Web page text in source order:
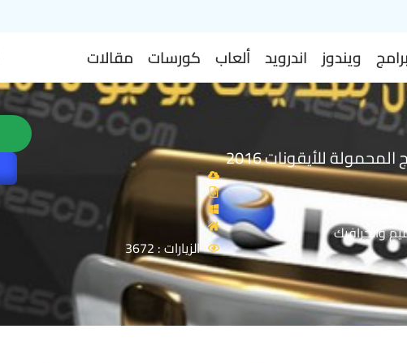
برامج ويندوز اندرويد ألعاب كورسات مقالات
للأيقونات 2016
والجرافيك
الزيارات : 3672